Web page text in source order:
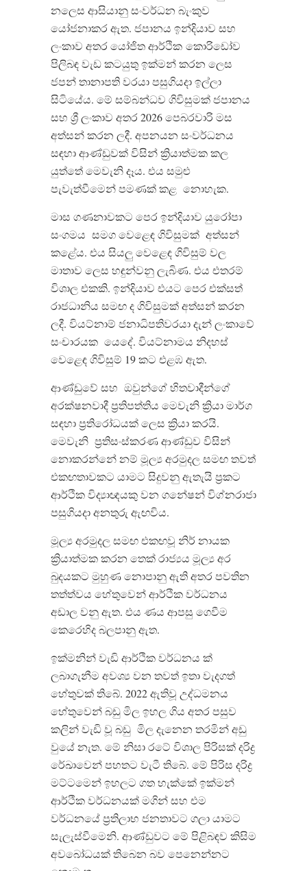
නලෙස ආසියානු සංවර්ධන බැංකුව
යෝජනාකර ඇත. ජපානය ඉන්දියාව සහ
ලංකාව අතර යෝජිත ආර්ථික කොරිඩෝව
පිලිබඳ වැඩ කටයුතු ඉක්මන් කරන ලෙස
ජපන් තානාපති වරයා පසුගියදා ඉල්ලා
සිටියේය. මේ සම්බන්ධව ගිවිසුමක් ජපානය
සහ ශ්‍රී ලංකාව අතර2026පෙබරවාරි මස
අත්සන් කරන ලදී. අපනයන සංවර්ධනය
සඳහා ආණ්ඩුවක් විසින් ක්රියාත්මක කල
යුත්තේ මෙවැනි දෑය. එය සමුළු
පැවැත්වීමෙන් පමණක් කළ නොහැක.
මාස ගණනාවකට පෙර ඉන්දියාව යුරෝපා
සංගමය සමග වෙළෙඳ ගිවිසුමක් අත්සන්
කළේය. එය සියලු වෙළෙඳ ගිවිසුම් වල
මාතාව ලෙස හඳුන්වනු ලැබිණ. එය එතරම්
විශාල එකකි. ඉන්දියාව එයට පෙර එක්සත්
රාජධානිය සමඟ ද ගිවිසුමක් අත්සන් කරන
ලදී. වියට්නාම් ජනාධිපතිවරයා දැන් ලංකාවේ
සංචාරයක යෙදේ. වියට්නාමය නිදහස්
වෙළෙඳ ගිවිසුම් 19කට එළඹ ඇත.
ආණ්ඩුවේ සහ ඔවුන්ගේ හිතවාදීන්ගේ
අරක්ෂනවාදී ප්රතිපත්තිය මෙවැනි ක්රියා මාර්ග
සඳහා ප්රතිරෝධයක් ලෙස ක්රියා කරයි.
මෙවැනි ප්රතිසංස්කරණ ආණ්ඩුව විසින්
නොකරන්නේ නම් මූල්ය අරමුදල සමඟ තවත්
එකඟතාවකට යාමට සිදුවනු ඇතැයි ප්රකට
ආර්ථික විද්යාඥයකු වන ගනේෂන් විග්නරාජා
පසුගියදා අනතුරු ඇඟවිය.
මූල්ය අරමුදල සමඟ එකඟවූ නිර් නායක
ක්රියාත්මක කරන තෙක් රාජ්යය මූල්ය අර
බුදයකට මුහුණ නොපානු ඇති අතර පවතින
තත්ත්වය හේතුවෙන් ආර්ථික වර්ධනය
අඩාල වනු ඇත. එය ණය ආපසු ගෙවීම
කෙරෙහිද බලපානු ඇත.
ඉක්මනින් වැඩි ආර්ථික වර්ධනය ක්
ලබාගැනීම අවශ්ය වන තවත් ඉතා වැදගත්
හේතුවක් තිබේ. 2022ඇතිවූ උද්ධමනය
හේතුවෙන් බඩු මිල ඉහල ගිය අතර පසුව
කලින් වැඩි වූ බඩු මිල දැනෙන තරමින් අඩු
වුයේ නැත. මේ නිසා රටේ විශාල පිරිසක් දරිද්
රේඛාවෙන් පහතට වැටී තිබේ. මේ පිරිස දරිද්
මට්ටමෙන් ඉහලට ගත හැක්කේ ඉක්මන්
ආර්ථික වර්ධනයක් මගින් සහ එම
වර්ධනයේ ප්රතිලාභ ජනතාවට ගලා යාමට
සැලැස්වීමෙනි. ආණ්ඩුවට මේ පිළිබඳව කිසිම
අවබෝධයක් තිබෙන බව පෙනෙන්නට